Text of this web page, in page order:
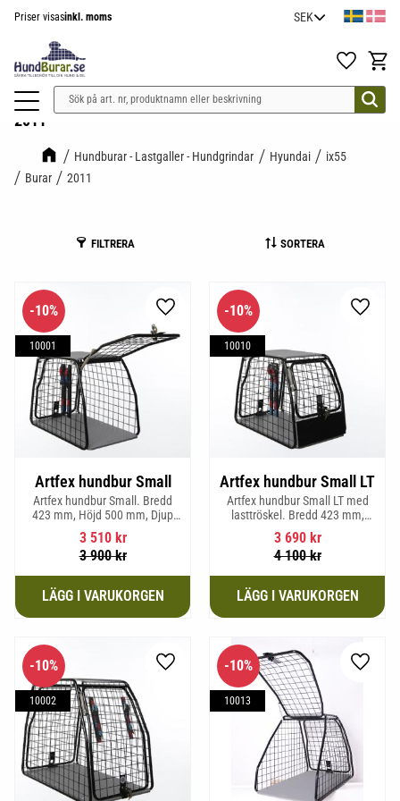
Priser visasinkl. moms
Favoriter
2011
Hundburar - Lastgaller - Hundgrindar Hyundai
ix55
Burar
2011
FILTRERA SORTERA
Artfex hundbur Small
Artfex hundbur Small. Bredd
423 mm, Höjd 500 mm, Djup
670 mm och vikt 12,1 kg.
3 510kr
3 900kr
10%
10001
Lägg till i favoriter
Artfex hundbur Small LT
Artfex hundbur Small LT med
lasttröskel. Bredd 423 mm,
Höjd 500 mm, Djup 670 mm
och Vikt 12,9 kg.
3 690kr
4 100kr
10%
10010
Lägg
10%
10002
Lägg till i favoriter
10%
10013
Lägg